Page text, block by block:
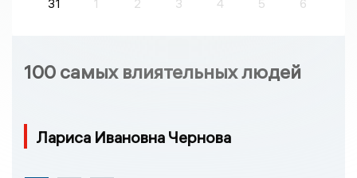
31
1 2 3 4 5 6
100 самых влиятельных людей
Лариса Ивановна Чернова